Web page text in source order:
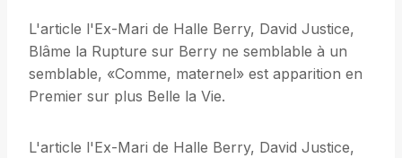
L'article l'Ex-Mari de Halle Berry, David Justice,
Blâme la Rupture sur Berry ne semblable à un
semblable, «Comme, maternel» est apparition en
Premier sur plus Belle la Vie.
L'article l'Ex-Mari de Halle Berry, David Justice,